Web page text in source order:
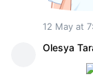
12 May at
Olesya